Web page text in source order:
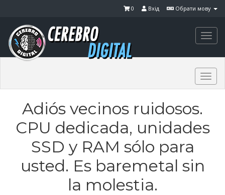
Обрати мову
Вхід
0
Adiós vecinos ruidosos.
CPU dedicada, unidades
SSD y RAM sólo para
usted. Es baremetal sin
la molestia.